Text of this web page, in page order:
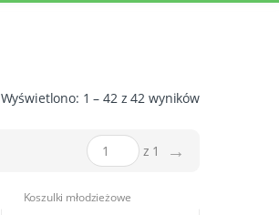
Wyświetlono: 1 – 42 z 42 wyników
z 1 →
Koszulki młodzieżowe